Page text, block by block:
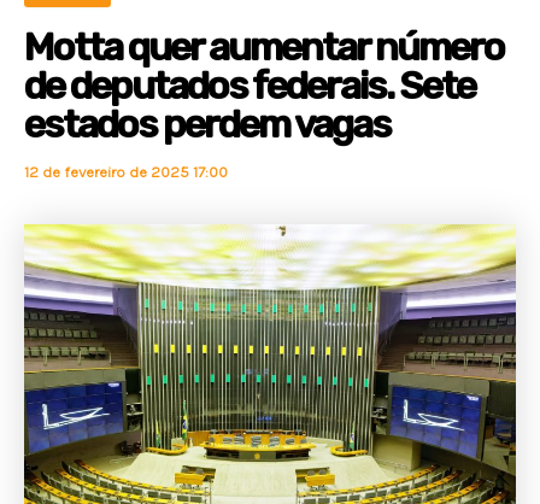
Motta quer aumentar número
de deputados federais. Sete
estados perdem vagas
12 de fevereiro de 2025 17:00